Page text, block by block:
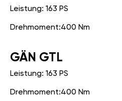
Leistung: 163 PS
Drehmoment:400 Nm
GÄN GTL
Leistung: 163 PS
Drehmoment:400 Nm